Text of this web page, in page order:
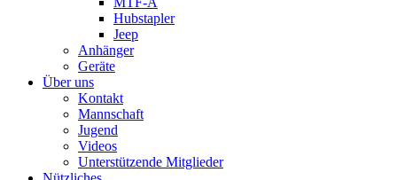
Hubstapler
Jeep
Anhänger
Geräte
Über uns
Kontakt
Mannschaft
Jugend
Videos
Unterstützende Mitglieder